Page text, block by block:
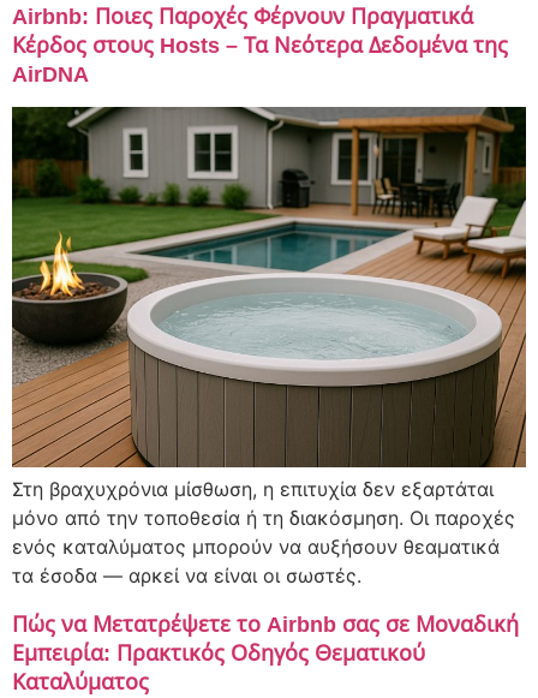
Airbnb: Ποιες Παροχές Φέρνουν Πραγματικά
Κέρδος στους Hosts – Τα Νεότερα Δεδομένα της
AirDNA
Στη βραχυχρόνια μίσθωση, η επιτυχία δεν εξαρτάται
μόνο από την τοποθεσία ή τη διακόσμηση. Οι παροχές
ενός καταλύματος μπορούν να αυξήσουν θεαματικά
τα έσοδα — αρκεί να είναι οι σωστές.
Πώς να Μετατρέψετε το Airbnb σας σε Μοναδική
Εμπειρία: Πρακτικός Οδηγός Θεματικού
Καταλύματος